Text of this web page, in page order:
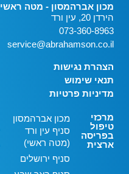
מכון אברהמסון - מטה ראשי
הירדן 20, עין ורד
073-360-8963
service@abrahamson.co.il
הצהרת נגישות
תנאי שימוש
מדיניות פרטיות
מרכזי
טיפול
בפריסה
ארצית
מכון אברהמסון
סניף עין ורד
(מטה ראשי)
סניף ירושלים